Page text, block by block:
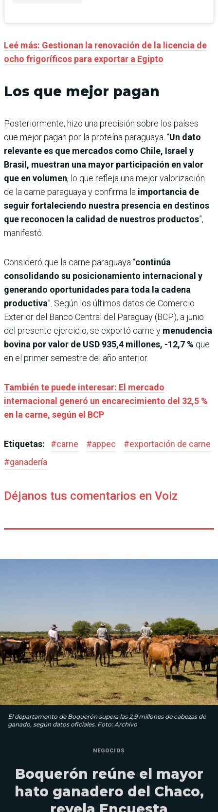
Leé más: Gestionan la renovación de la licencia de
ocho frigoríficos para exportar a Egipto
Los que mejor pagan
Posteriormente, hizo una precisión sobre los países
que mejor pagan por la proteína paraguaya. “Un dato
relevante es que mercados como Chile, Israel y
Brasil, muestran una mayor participación en valor
que en volumen, lo que refleja una mejor valorización
de la carne paraguaya y confirma la importancia de
seguir fortaleciendo nuestra presencia en destinos
que reconocen la calidad de nuestros productos”,
manifestó.
Consideró que la carne paraguaya “continúa
consolidando su posicionamiento internacional y
generando oportunidades para toda la cadena
productiva”. Según los últimos datos de Comercio
Exterior del Banco Central del Paraguay (BCP), a junio
del presente ejercicio, se exportó carne y menudencia
bovina por valor de USD 935,4 millones, -12,7 % que
en el primer semestre del año anterior.
También te puede interesar: El mercado
internacional generó un encarecimiento del 32,5 %
en la carne, según el BCP
Etiquetas: #carne #appec #exportación de carne
#ganadería
Déjanos tus comentarios en Voiz
El departamento de Boquerón supera las 2,9 millones de cabezas de
ganado, según datos oficiales. Foto: Archivo
NEGOCIOS
Boquerón reúne el mayor
hato ganadero del Chaco,